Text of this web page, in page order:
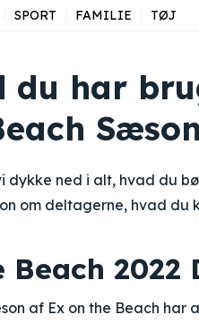
SPORT FAMILIE TØJ
du har
dykke ned i alt, hvad du
om deltagerne, hvad
Beach 2022
af Ex on the Beach har